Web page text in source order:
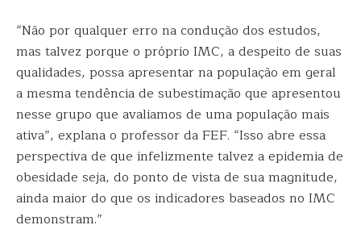
“Não por qualquer erro na condução dos estudos,
mas talvez porque o próprio IMC, a despeito de suas
qualidades, possa apresentar na população em geral
a mesma tendência de subestimação que apresentou
nesse grupo que avaliamos de uma população mais
ativa”, explana o professor da FEF. “Isso abre essa
perspectiva de que infelizmente talvez a epidemia de
obesidade seja, do ponto de vista de sua magnitude,
ainda maior do que os indicadores baseados no IMC
demonstram.”